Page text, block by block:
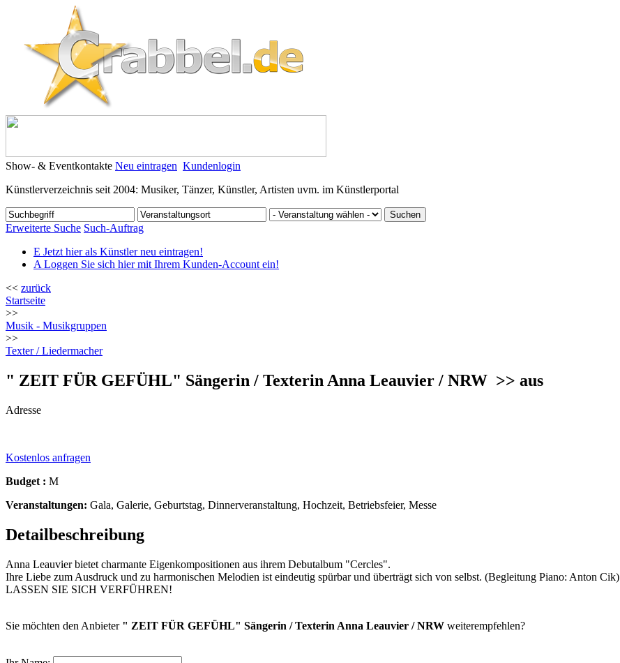
Show- & Eventkontakte Neu eintragen Kundenlogin
Künstlerverzeichnis seit 2004: Musiker, Tänzer, Künstler, Artisten uvm. im Künstlerportal
Erweiterte Suche Such-Auftrag
E Jetzt hier als Künstler neu eintragen!
A Loggen Sie sich hier mit Ihrem Kunden-Account ein!
<< zurück
Startseite
>>
Musik - Musikgruppen
>>
Texter / Liedermacher
" ZEIT FÜR GEFÜHL" Sängerin / Texterin Anna Leauvier / NRW >> aus
Adresse
Kostenlos anfragen
Budget : M
Veranstaltungen: Gala, Galerie, Geburtstag, Dinnerveranstaltung, Hochzeit, Betriebsfeier, Messe
Detailbeschreibung
Anna Leauvier bietet charmante Eigenkompositionen aus ihrem Debutalbum "Cercles".
Ihre Liebe zum Ausdruck und zu harmonischen Melodien ist eindeutig spürbar und überträgt sich von selbst. (Begleitung Piano: Anton Cik)
LASSEN SIE SICH VERFÜHREN!
Sie möchten den Anbieter " ZEIT FÜR GEFÜHL" Sängerin / Texterin Anna Leauvier / NRW weiterempfehlen?